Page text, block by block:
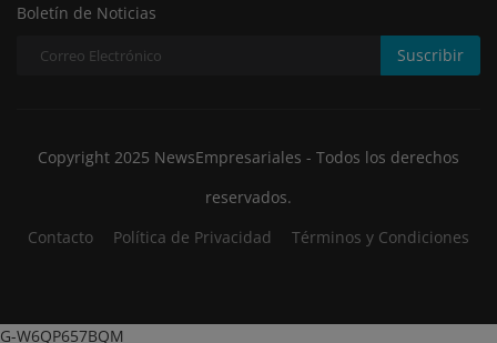
Boletín de Noticias
Suscribir
Copyright 2025 NewsEmpresariales - Todos los derechos
reservados.
Contacto
Política de Privacidad Términos y Condiciones
G-W6QP657BQM